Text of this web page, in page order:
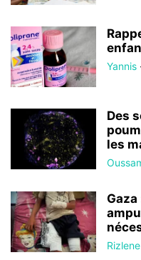
Yannis
Des
les
Rizlene